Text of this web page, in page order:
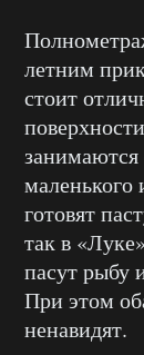
летним
стоит
маленького
готовят
так в
пасут рыбу
При этом
ненавидят.